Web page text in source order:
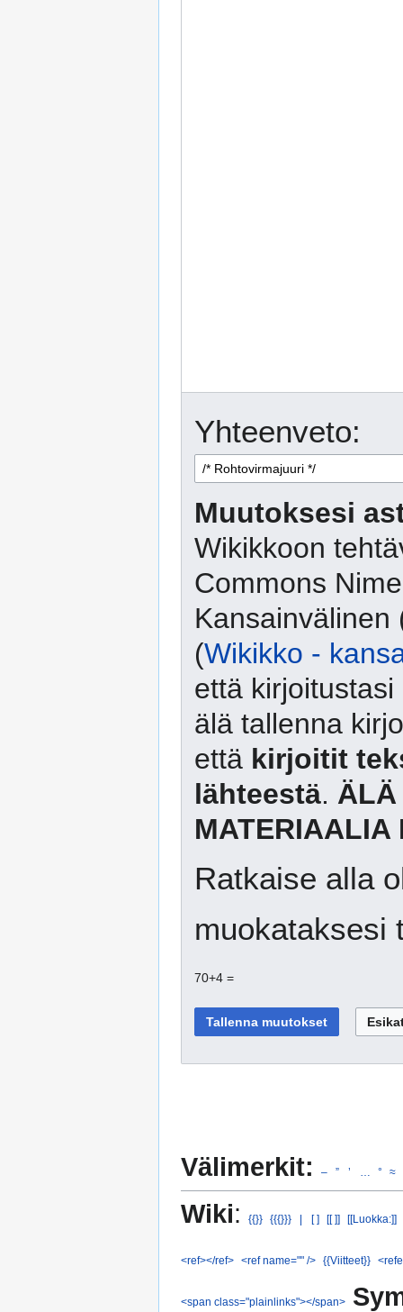
Yhteenveto:
Muutoksesi
Wikikkoon
Commons
Kansainvälinen
(Wikikko -
että
älä tallenna
että kirjoitit
lähteestä. ÄLÄ
MATERIAALIA
Ratkaise alla
muokataksesi
70+4 =
Välimerkit: – ” ’ ° ≈
Wiki: {{}} {{{}}} | [ ] [[ ]] [[Luokka:]]
<ref></ref> <ref name="" /> {{Viitteet}}
<span class="plainlinks"></span>